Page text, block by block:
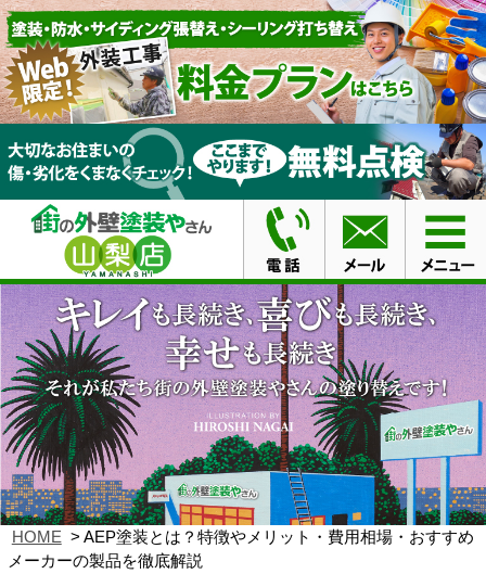
HOME
AEP塗装とは？特徴やメリット・費用相場・おすすめ
メーカーの製品を徹底解説